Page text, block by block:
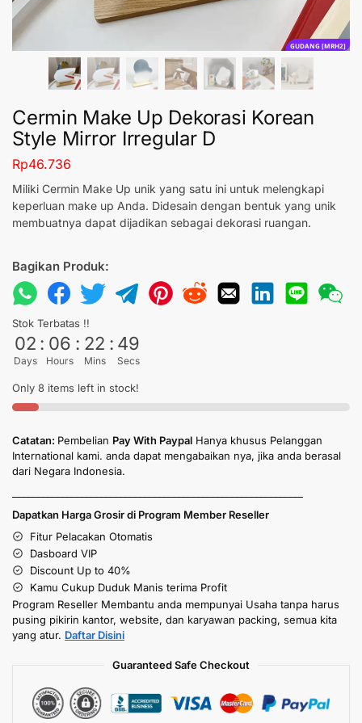
GUDANG [MRH2]
Cermin Make Up Dekorasi Korean
Style Mirror Irregular D
Rp46.736
Miliki Cermin Make Up unik yang satu ini untuk melengkapi
keperluan make up Anda. Didesain dengan bentuk yang unik
membuatnya dapat dijadikan sebagai dekorasi ruangan.
Bagikan Produk:
Stok Terbatas !!
02
Days
: 06
Hours
: 22
Mins
: 49
Secs
Only 8 items left in stock!
Catatan: Pembelian Pay With Paypal Hanya khusus Pelanggan
International kami. anda dapat mengabaikan nya, jika anda berasal
dari Negara Indonesia.
Dapatkan Harga Grosir di Program Member Reseller
Fitur Pelacakan Otomatis
Dasboard VIP
Discount Up to 40%
Kamu Cukup Duduk Manis terima Profit
Program Reseller Membantu anda mempunyai Usaha tanpa harus
pusing pikirin kantor, website, dan karyawan packing, semua kita
yang atur. Daftar Disini
Guaranteed Safe Checkout